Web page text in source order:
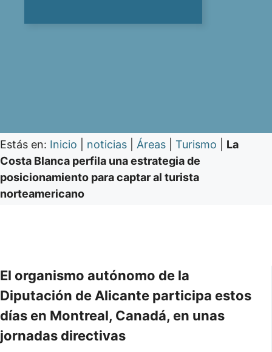
Estás en: Inicio noticias Áreas Turismo
La
Costa Blanca perfila una estrategia de
posicionamiento para captar al turista
norteamericano
El organismo autónomo de la
Diputación de Alicante participa estos
días en Montreal, Canadá, en unas
jornadas directivas